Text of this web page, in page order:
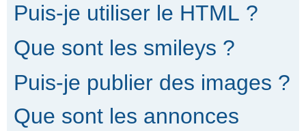
Puis-je utiliser le HTML ?
Que sont les smileys ?
Puis-je publier des images ?
Que sont les annonces